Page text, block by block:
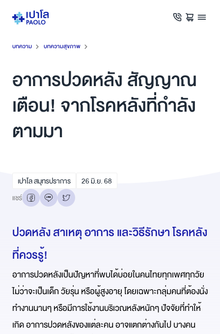
บทความ บทความสุขภาพ
อาการปวดหลัง สัญญาณ
เตือน! จากโรคหลังที่กำลัง
ตามมา
เปาโล สมุทรปราการ 26มิ.ย.68
แชร์
ปวดหลัง สาเหตุ อาการ และวิธีรักษา โรคหลัง
ที่ควรรู้!
อาการปวดหลังเป็นปัญหาที่พบได้บ่อยในคนไทยทุกเพศทุกวัย
ไม่ว่าจะเป็นเด็ก วัยรุ่น หรือผู้สูงอายุ โดยเฉพาะกลุ่มคนที่ต้องนั่ง
ทำงานนานๆ หรือมีการใช้งานบริเวณหลังหนักๆ ปัจจัยที่ทำให้
เกิด อาการปวดหลังของแต่ละคนอาจแตกต่างกันไป บางคน